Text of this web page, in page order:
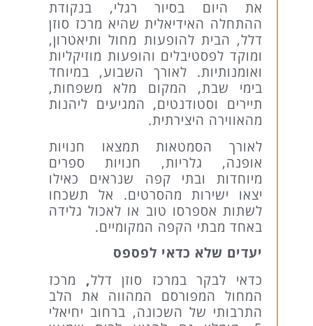
את היום בסיור רגלי, בנקודת
ההתחלה האידיאלית שהיא מרכז סוזן
דלל, הבית להופעות מחול ותיאטרון,
ומוקד לפסטיבלים והופעות מוזיקליות
ואומנותיות. לאורך השבוע, במיוחד
בימי שבת, המקום מלא משפחות,
תיירים וסטודנטים, המגיעים ליהנות
מהאווירה היצירתית.
לאורך הסמטאות תמצאו חנויות
אופנה, גלריות, חנויות ספרים
מיוחדות ובתי קפה שנראים כאילו
יצאו ישירות מהסרטים. אל תשכחו
לשתות אספרסו טוב או לאכול גלידה
באחד מבתי הקפה המקומיים.
יעדים שלא כדאי לפספס
כדאי לבקר במרכז סוזן דלל, מרכז
המחול המפורסם המהווה את הלב
התרבותי של השכונה, ברחוב יחיאלי